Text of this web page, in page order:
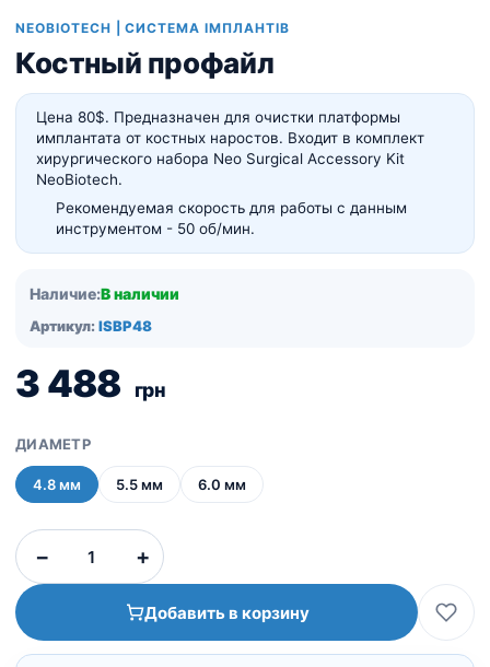
NEOBIOTECH | СИСТЕМА ІМПЛАНТІВ
Костный профайл
Цена 80$. Предназначен для очистки платформы
имплантата от костных наростов. Входит в комплект
хирургического набора Neo Surgical Accessory Kit
NeoBiotech.
Рекомендуемая скорость для работы с данным
инструментом - 50 об/мин.
Наличие:В наличии
Артикул: ISBP48
3 488 грн
ДИАМЕТР
4.8 мм 5.5 мм 6.0 мм
−
Количество
товара
профайл
+
Добавить в корзину